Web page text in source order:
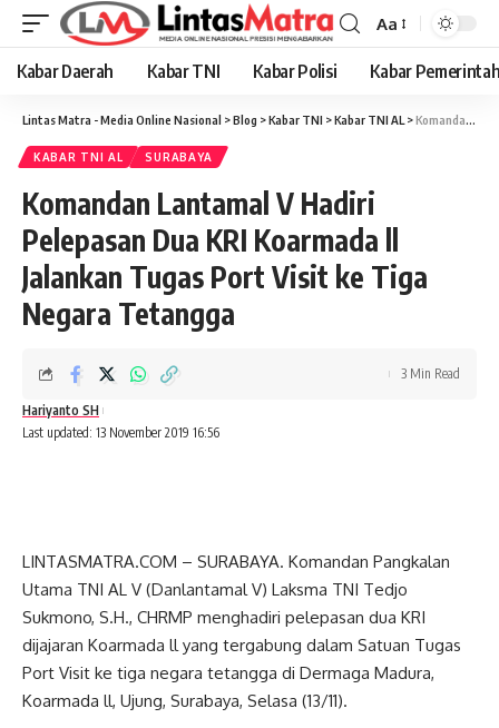
Font
Resizer
Aa
Kabar Daerah Kabar TNI Kabar Polisi Kabar
Lintas Matra - Media Online Nasional >Blog >Kabar TNI >Kabar TNI AL >Komandan Lantamal V Hadiri Pelepasan Dua KRI Koarmada ll Jalankan Tugas Port Visit ke Tiga Negara Tetangga
KABAR TNI AL SURABAYA
Komandan Lantamal V Hadiri
Pelepasan Dua KRI Koarmada ll
Jalankan Tugas Port Visit ke Tiga
Negara Tetangga
Last updated: 13 November 2019 16:56
Hariyanto SH
3 Min Read
LINTASMATRA.COM – SURABAYA. Komandan Pangkalan
Utama TNI AL V (Danlantamal V) Laksma TNI Tedjo
Sukmono, S.H., CHRMP menghadiri pelepasan dua KRI
dijajaran Koarmada ll yang tergabung dalam Satuan Tugas
Port Visit ke tiga negara tetangga di Dermaga Madura,
Koarmada ll, Ujung, Surabaya, Selasa (13/11).